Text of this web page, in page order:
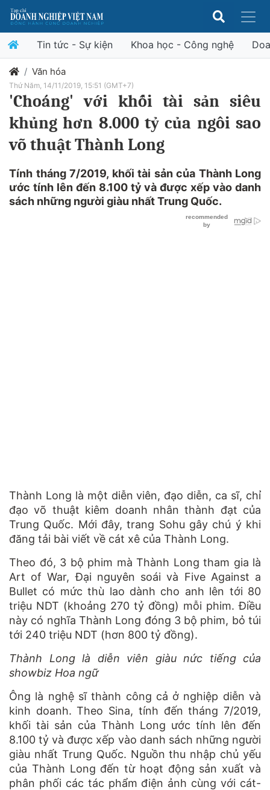
Tin tức - Sự kiện Khoa học - Công nghệ
Văn hóa
Thứ Năm, 14/11/2019, 15:51 (GMT+7)
'Choáng' với khối tài sản siêu
khủng hơn 8.000 tỷ của ngôi sao
võ thuật Thành Long
Tính tháng 7/2019, khối tài sản của Thành Long
ước tính lên đến 8.100 tỷ và được xếp vào danh
sách những người giàu nhất Trung Quốc.
Thành Long là một diễn viên, đạo diễn, ca sĩ, chỉ
đạo võ thuật kiêm doanh nhân thành đạt của
Trung Quốc. Mới đây, trang Sohu gây chú ý khi
đăng tải bài viết về cát xê của Thành Long.
Theo đó, 3 bộ phim mà Thành Long tham gia là
Art of War, Đại nguyên soái và Five Against a
Bullet có mức thù lao dành cho anh lên tới 80
triệu NDT (khoảng 270 tỷ đồng) mỗi phim. Điều
này có nghĩa Thành Long đóng 3 bộ phim, bỏ túi
tới 240 triệu NDT (hơn 800 tỷ đồng).
Thành Long là diễn viên giàu nức tiếng của
showbiz Hoa ngữ
Ông là nghệ sĩ thành công cả ở nghiệp diễn và
kinh doanh. Theo Sina, tính đến tháng 7/2019,
khối tài sản của Thành Long ước tính lên đến
8.100 tỷ và được xếp vào danh sách những người
giàu nhất Trung Quốc. Nguồn thu nhập chủ yếu
của Thành Long đến từ hoạt động sản xuất và
phân phối các tác phẩm điện ảnh cùng với cát-